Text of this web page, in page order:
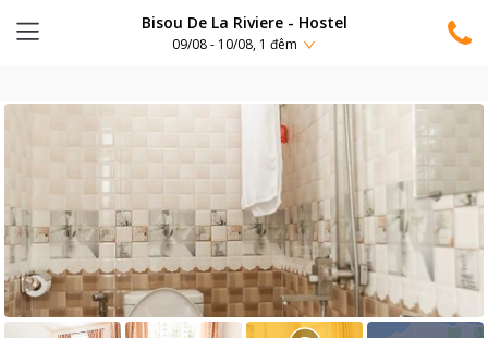
Bisou De La Riviere - Hostel
09/08 - 10/08, 1 đêm